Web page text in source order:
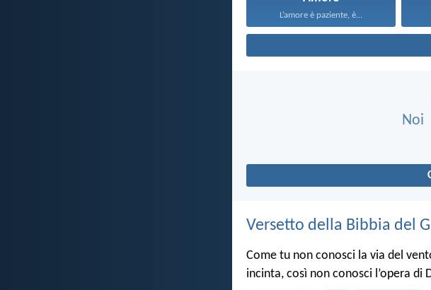
L’amore è paziente, è...
Noi
Versetto della Bibbia del
Come tu non conosci la via del
incinta, così non conosci l’opera di